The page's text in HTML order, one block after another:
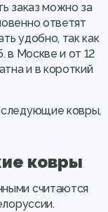
заказ можно за
ответят
удобно, так как
в Москве и от 12
и в короткий
следующие ковры,
ковры
считаются